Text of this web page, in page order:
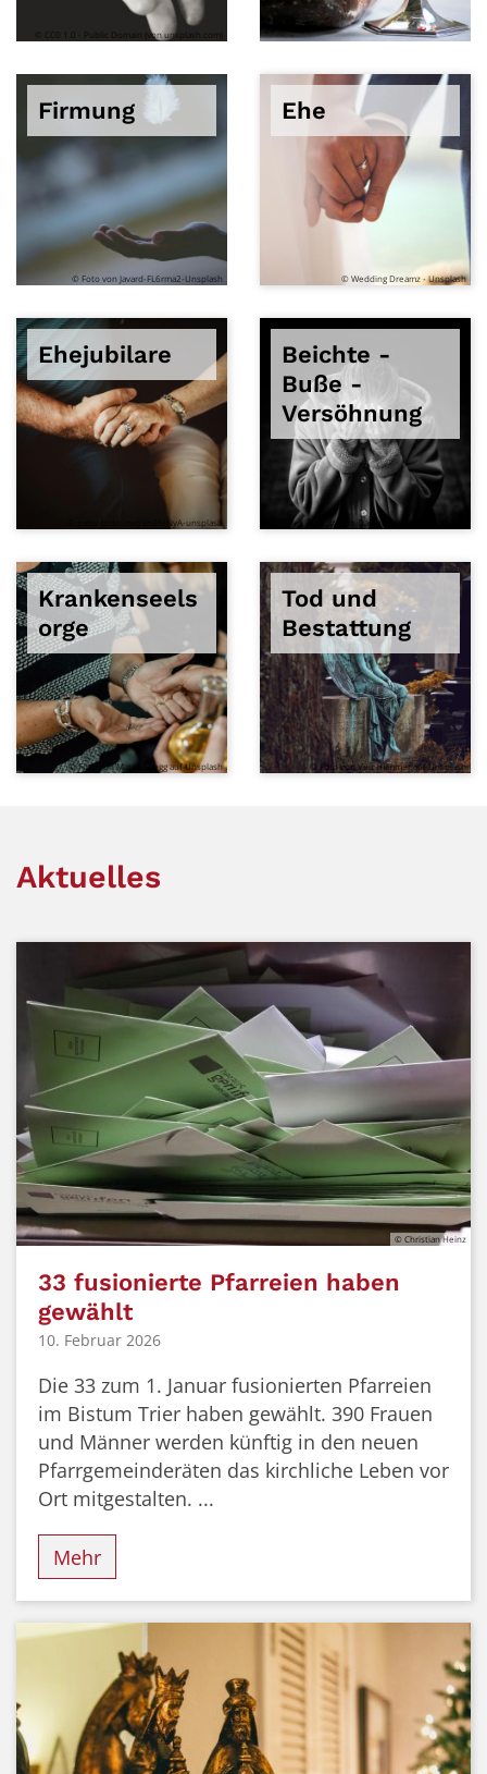
© CC0 1.0 - Public Domain (von unsplash.com)
Firmung
© Foto von Javard-FL6rma2-Unsplash
Ehe
© Wedding Dreamz - Unsplash
Ehejubilare
© patty-brito-hw69h0feNyA-unsplash
Beichte -
Buße -
Versöhnung
© Foto von Danie Franco auf Unsplash
Krankenseels
orge
© Foto von Matea Gregg auf Unsplash
Tod und
Bestattung
© Foto von Veit Hammer auf Unsplash
Aktuelles
© Christian Heinz
33 fusionierte Pfarreien haben
gewählt
10. Februar 2026
Die 33 zum 1. Januar fusionierten Pfarreien
im Bistum Trier haben gewählt. 390 Frauen
und Männer werden künftig in den neuen
Pfarrgemeinderäten das kirchliche Leben vor
Ort mitgestalten. ...
Mehr